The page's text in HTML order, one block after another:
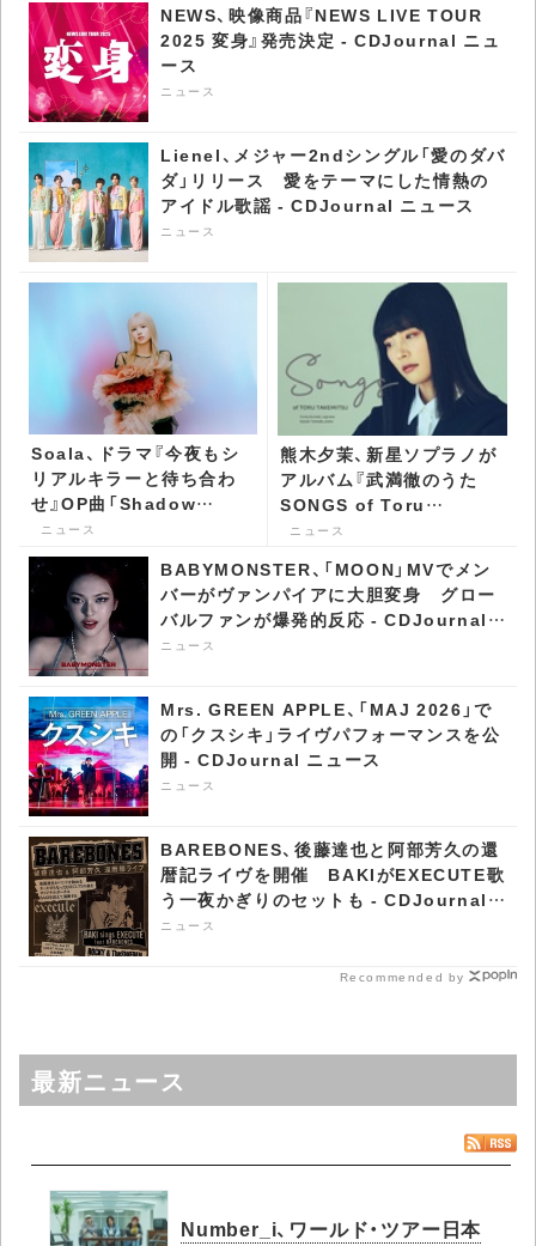
NEWS、映像商品『NEWS LIVE TOUR
2025 変身』発売決定 - CDJournal ニュ
ース
ニュース
Lienel、メジャー2ndシングル「愛のダバ
ダ」リリース 愛をテーマにした情熱の
アイドル歌謡 - CDJournal ニュース
ニュース
Soala、ドラマ『今夜もシ
リアルキラーと待ち合わ
せ』OP曲「Shadow
Memory」MV公開 -
CDJournal ニュース
ニュース
熊木夕茉、新星ソプラノが
アルバム『武満徹のうた
SONGS of Toru
Takemitsu』をリリース -
ニュース
BABYMONSTER、「MOON」MVでメン
バーがヴァンパイアに大胆変身 グロー
バルファンが爆発的反応 - CDJournal
ニュース
ニュース
Mrs. GREEN APPLE、「MAJ 2026」で
の「クスシキ」ライヴパフォーマンスを公
開 - CDJournal ニュース
ニュース
BAREBONES、後藤達也と阿部芳久の還
暦記ライヴを開催 BAKIがEXECUTE歌
う一夜かぎりのセットも - CDJournal
ニュース
ニュース
Recommended by
最新ニュース
Number_i、ワールド・ツアー日本